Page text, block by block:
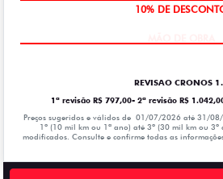
MÃO DE OBRA
REVISAO CRONOS
1ª revisão R$ 797,00- 2ª revisão R$
Preços sugeridos e válidos de 01/07/2026 até 31/
1º (10 mil km ou 1ª ano) até 3º (30 mil km ou 3º
modificados. Consulte e confirme todas as